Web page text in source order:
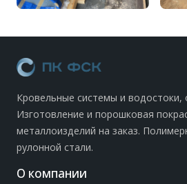
Кровельные системы и
Изготовление и порошковая
металлоизделий на заказ.
рулонной стали.
О компании